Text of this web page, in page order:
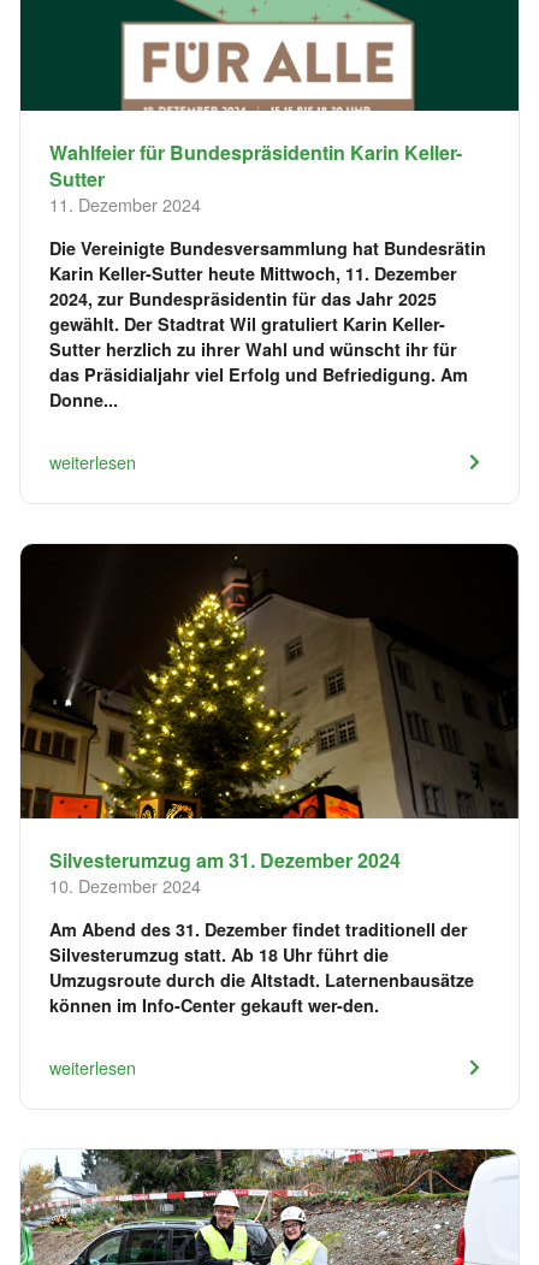
Wahlfeier für Bundespräsidentin Karin Keller-
Sutter
11. Dezember 2024
Die Vereinigte Bundesversammlung hat Bundesrätin
Karin Keller-Sutter heute Mittwoch, 11. Dezember
2024, zur Bundespräsidentin für das Jahr 2025
gewählt. Der Stadtrat Wil gratuliert Karin Keller-
Sutter herzlich zu ihrer Wahl und wünscht ihr für
das Präsidialjahr viel Erfolg und Befriedigung. Am
Donne...
weiterlesen
Silvesterumzug am 31. Dezember 2024
10. Dezember 2024
Am Abend des 31. Dezember findet traditionell der
Silvesterumzug statt. Ab 18 Uhr führt die
Umzugsroute durch die Altstadt. Laternenbausätze
können im Info-Center gekauft wer-den.
weiterlesen